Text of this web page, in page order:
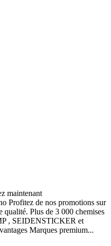
maintenant
Profitez de nos promotions sur
qualité. Plus de 3 000 chemises
, SEIDENSTICKER et
Marques premium...